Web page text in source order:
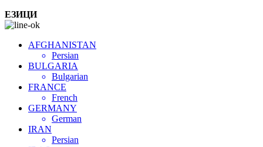
ЕЗИЦИ
AFGHANISTAN
Persian
BULGARIA
Bulgarian
FRANCE
French
GERMANY
German
IRAN
Persian